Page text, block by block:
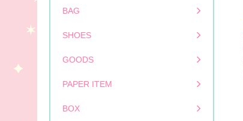
BAG
SHOES
GOODS
PAPER ITEM
BOX